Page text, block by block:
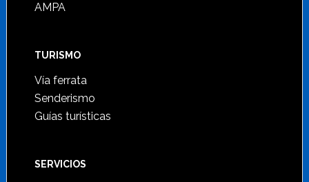
AMPA
TURISMO
Vía ferrata
Senderismo
Guías turísticas
SERVICIOS